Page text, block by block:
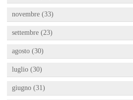
novembre (33)
settembre (23)
agosto (30)
luglio (30)
giugno (31)